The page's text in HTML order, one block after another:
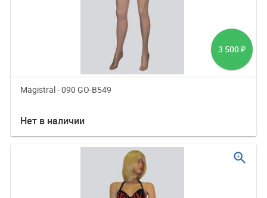
3 500 ₽
Magistral - 090 GO-B549
Нет в наличии
zoom_in